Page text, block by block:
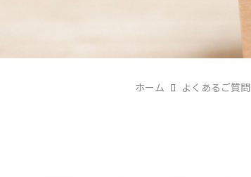
ホーム よくあるご質問